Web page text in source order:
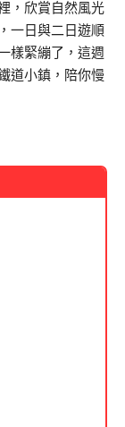
，欣賞自然風光
一日與二日遊順
樣緊繃了，這週
道小鎮，陪你慢